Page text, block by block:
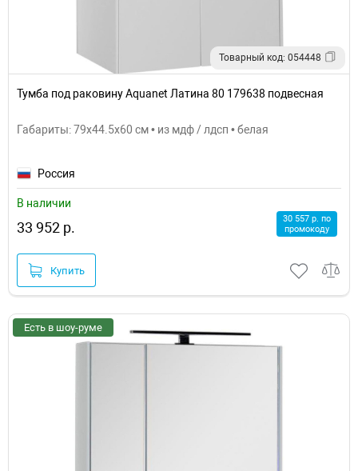
Товарный код: 054448
Тумба под раковину Aquanet Латина 80 179638 подвесная
Габариты: 79x44.5x60 см • из мдф / лдсп • белая
Россия
В наличии
33 952 р.
30 557 р. по
промокоду
Купить
Есть в шоу-руме